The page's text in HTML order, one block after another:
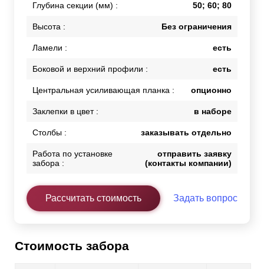
Глубина секции (мм) : 50; 60; 80
Высота : Без ограничения
Ламели : есть
Боковой и верхний профили : есть
Центральная усиливающая планка : опционно
Заклепки в цвет : в наборе
Столбы : заказывать отдельно
Работа по установке
забора :
отправить заявку
(контакты компании)
Рассчитать стоимость Задать вопрос
Стоимость забора